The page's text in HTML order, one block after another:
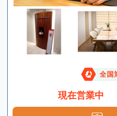
全国
現在営業中